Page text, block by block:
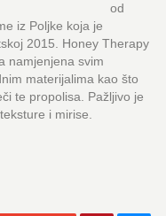
od
iz Poljke koja je
2015. Honey Therapy
namjenjena svim
materijalima kao što
te propolisa. Pažljivo je
i mirise.